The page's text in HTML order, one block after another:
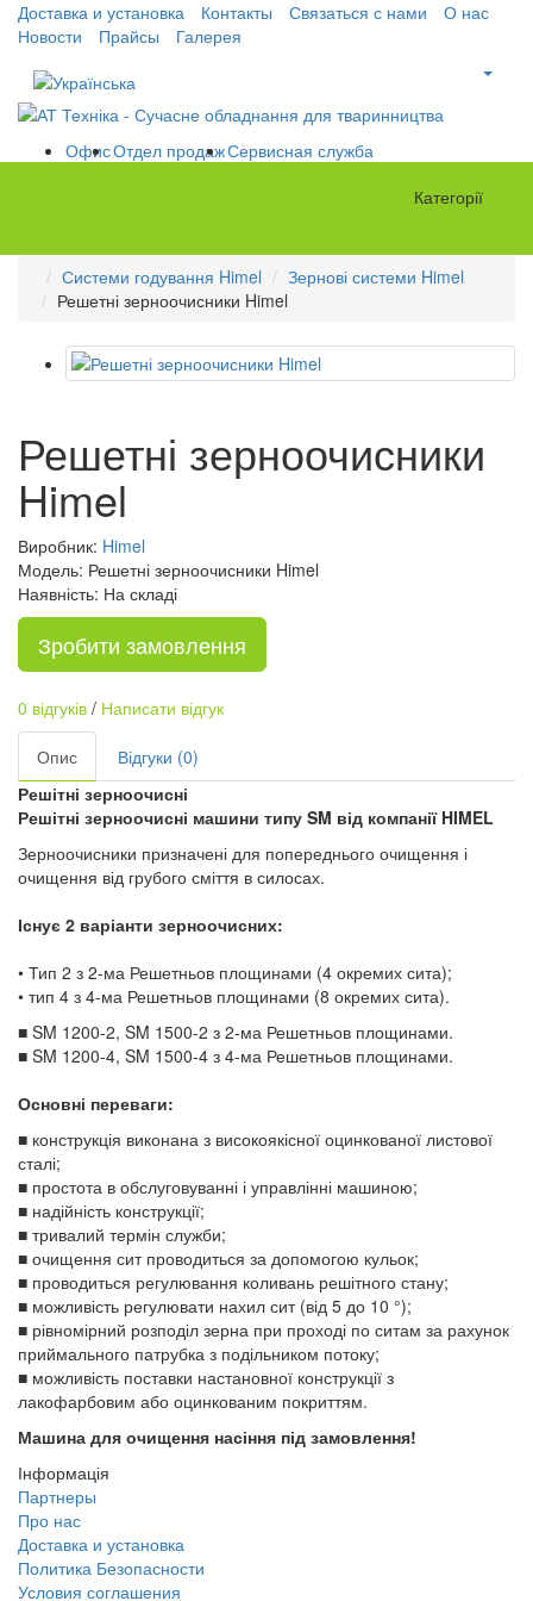
Доставка и установка Контакты Связаться с нами
О нас
Новости
Прайсы Галерея
ОфисОтдел продажСервисная служба
Категорії
Системи годування Himel
Зернові системи Himel
Решетні зерноочисники Himel
Решетні зерноочисники
Himel
Виробник: Himel
Модель: Решетні зерноочисники Himel
Наявність: На складі
Зробити замовлення
0 відгуків / Написати відгук
Опис
Відгуки (0)
Решітні зерноочисні
Решітні зерноочисні машини типу SM від компанії HIMEL
Зерноочисники призначені для попереднього очищення і
очищення від грубого сміття в силосах.
Існує 2 варіанти зерноочисних:
• Тип 2 з 2-ма Решетньов площинами (4 окремих сита);
• тип 4 з 4-ма Решетньов площинами (8 окремих сита).
■ SM 1200-2, SM 1500-2 з 2-ма Решетньов площинами.
■ SM 1200-4, SM 1500-4 з 4-ма Решетньов площинами.
Основні переваги:
■ конструкція виконана з високоякісної оцинкованої листової
сталі;
■ простота в обслуговуванні і управлінні машиною;
■ надійність конструкції;
■ тривалий термін служби;
■ очищення сит проводиться за допомогою кульок;
■ проводиться регулювання коливань решітного стану;
■ можливість регулювати нахил сит (від 5 до 10 °);
■ рівномірний розподіл зерна при проході по ситам за рахунок
приймального патрубка з подільником потоку;
■ можливість поставки настановної конструкції з
лакофарбовим або оцинкованим покриттям.
Машина для очищення насіння під замовлення!
Інформація
Партнеры
Про нас
Доставка и установка
Политика Безопасности
Условия соглашения